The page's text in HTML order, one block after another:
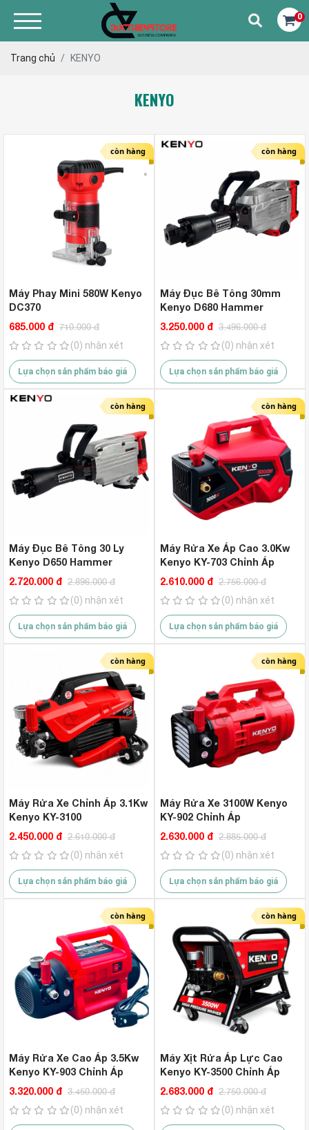
0
Trang chủ KENYO
KENYO
còn hàng
Máy Phay Mini 580W Kenyo
DC370
685.000 đ 710.000 đ
(0) nhận xét
Lựa chọn sản phẩm báo giá
còn hàng
Máy Đục Bê Tông 30mm
Kenyo D680 Hammer
3.250.000 đ 3.496.000 đ
(0) nhận xét
Lựa chọn sản phẩm báo giá
còn hàng
Máy Đục Bê Tông 30 Ly
Kenyo D650 Hammer
2.720.000 đ 2.896.000 đ
(0) nhận xét
Lựa chọn sản phẩm báo giá
còn hàng
Máy Rửa Xe Áp Cao 3.0Kw
Kenyo KY-703 Chỉnh Áp
2.610.000 đ 2.756.000 đ
(0) nhận xét
Lựa chọn sản phẩm báo giá
còn hàng
Máy Rửa Xe Chỉnh Áp 3.1Kw
Kenyo KY-3100
2.450.000 đ 2.610.000 đ
(0) nhận xét
Lựa chọn sản phẩm báo giá
còn hàng
Máy Rửa Xe 3100W Kenyo
KY-902 Chỉnh Áp
2.630.000 đ 2.885.000 đ
(0) nhận xét
Lựa chọn sản phẩm báo giá
còn hàng
Máy Rửa Xe Cao Áp 3.5Kw
Kenyo KY-903 Chỉnh Áp
3.320.000 đ 3.450.000 đ
(0) nhận xét
còn hàng
Máy Xịt Rửa Áp Lực Cao
Kenyo KY-3500 Chỉnh Áp
2.683.000 đ 2.750.000 đ
(0) nhận xét